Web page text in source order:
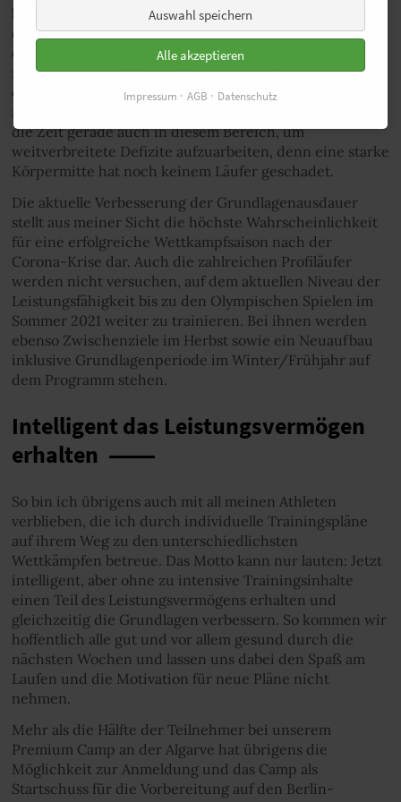
besten funktioniert aktuell das Ausdauertraining auf
dem Rad. Und obwohl wir ja gerade nicht ins Wasser
oder Fitnessstudio dürfen, sollten wir auf Krafttraining
nicht verzichten. Gerade Übungen zur Stabilisierung
der Bauch- und Rückenmuskulatur sind ganz einfach
mit Hilfe des eigenen Körpergewichts möglich. Nutzt
die Zeit gerade auch in diesem Bereich, um
weitverbreitete Defizite aufzuarbeiten, denn eine starke
Körpermitte hat noch keinem Läufer geschadet.
Die aktuelle Verbesserung der Grundlagenausdauer
stellt aus meiner Sicht die höchste Wahrscheinlichkeit
für eine erfolgreiche Wettkampfsaison nach der
Corona-Krise dar. Auch die zahlreichen Profiläufer
werden nicht versuchen, auf dem aktuellen Niveau der
Leistungsfähigkeit bis zu den Olympischen Spielen im
Sommer 2021 weiter zu trainieren. Bei ihnen werden
ebenso Zwischenziele im Herbst sowie ein Neuaufbau
inklusive Grundlagenperiode im Winter/Frühjahr auf
dem Programm stehen.
Intelligent das Leistungsvermögen
erhalten
So bin ich übrigens auch mit all meinen Athleten
verblieben, die ich durch individuelle Trainingspläne
auf ihrem Weg zu den unterschiedlichsten
Wettkämpfen betreue. Das Motto kann nur lauten: Jetzt
intelligent, aber ohne zu intensive Trainingsinhalte
einen Teil des Leistungsvermögens erhalten und
gleichzeitig die Grundlagen verbessern. So kommen wir
hoffentlich alle gut und vor allem gesund durch die
nächsten Wochen und lassen uns dabei den Spaß am
Laufen und die Motivation für neue Pläne nicht
nehmen.
Mehr als die Hälfte der Teilnehmer bei unserem
Premium Camp an der Algarve hat übrigens die
Möglichkeit zur Anmeldung und das Camp als
Startschuss für die Vorbereitung auf den Berlin-
Auswahl speichern
Alle akzeptieren
Impressum AGB Datenschutz